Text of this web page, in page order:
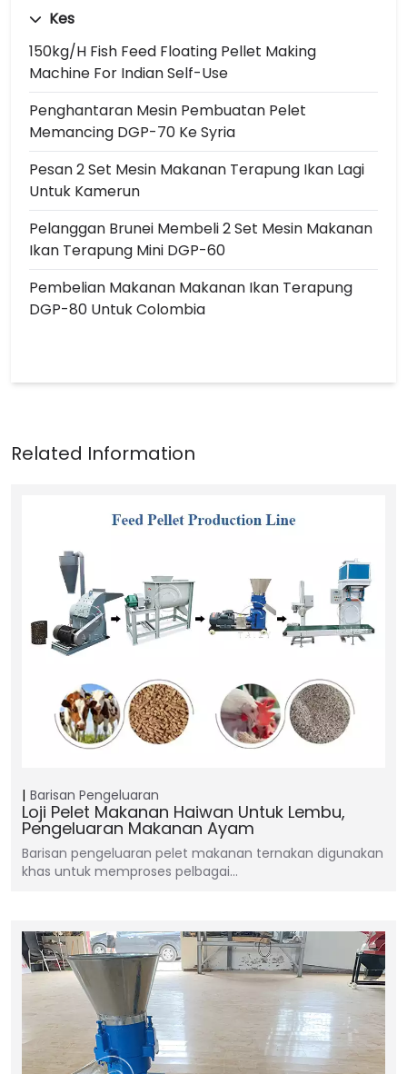
Kes
150kg/h Fish Feed Floating Pellet Making
Machine For Indian Self-Use
Penghantaran Mesin Pembuatan Pelet
Memancing DGP-70 Ke Syria
Pesan 2 Set Mesin Makanan Terapung Ikan Lagi
Untuk Kamerun
Pelanggan Brunei Membeli 2 Set Mesin Makanan
Ikan Terapung Mini DGP-60
Pembelian Makanan Makanan Ikan Terapung
DGP-80 Untuk Colombia
Barisan Pengeluaran
Loji Pelet Makanan Haiwan Untuk Lembu,
Pengeluaran Makanan Ayam
Barisan pengeluaran pelet makanan ternakan digunakan
khas untuk memproses pelbagai…